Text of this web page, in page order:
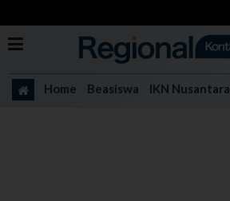
Home Beasiswa IKN Nusantara